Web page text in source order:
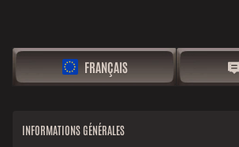
FRANÇAIS
INFORMATIONS GÉNÉRALES